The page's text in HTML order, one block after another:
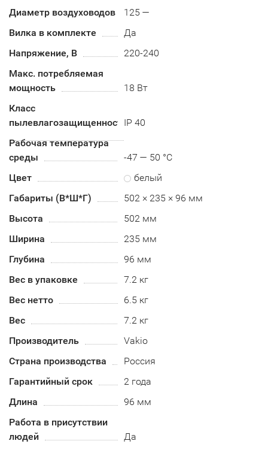
Диаметр воздуховодов
125 —
Вилка в комплекте
Да
Напряжение, В
220-240
Макс. потребляемая
мощность
18 Вт
Класс
пылевлагозащищенностиIP 40
Рабочая температура
среды
-47 — 50 °C
Цвет
белый
Габариты (В*Ш*Г)
502 × 235 × 96 мм
Высота
502 мм
Ширина
235 мм
Глубина
96 мм
Вес в упаковке
7.2 кг
Вес нетто
6.5 кг
Вес
7.2 кг
Производитель
Vakio
Страна производства
Россия
Гарантийный срок
2 года
Длина
96 мм
Работа в присутствии
людей
Да